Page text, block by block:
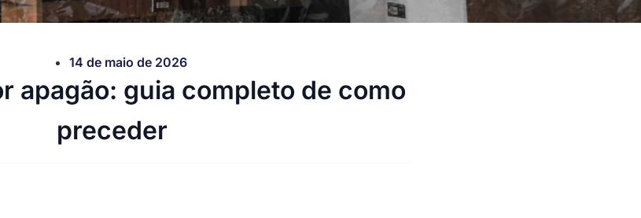
14 de maio de 2026
apagão: guia completo de como
preceder